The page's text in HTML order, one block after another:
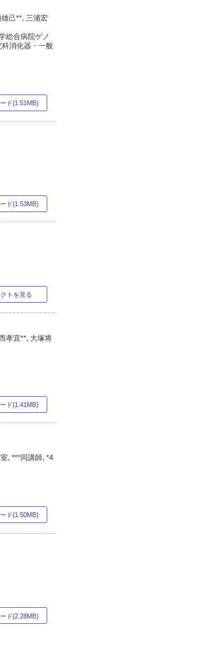
己**, 三浦宏
総合病院ゲノ
消化器・一般
ド(1.51MB)
ド(1.53MB)
トを見る
孝宜**, 大塚将
ド(1.41MB)
, ***同講師, *4
ド(1.50MB)
ド(2.28MB)